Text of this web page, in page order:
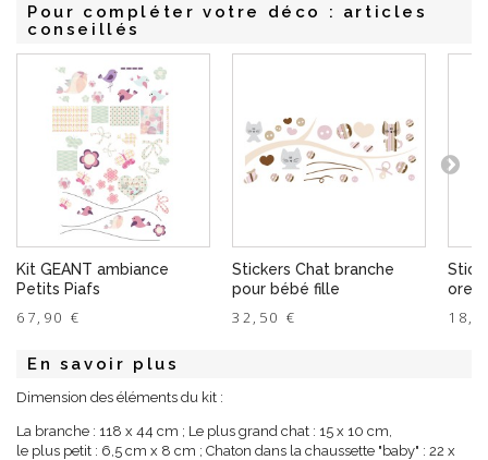
Pour compléter votre déco : articles
conseillés
Kit GEANT ambiance
Petits Piafs
67,90 €
Stickers Chat branche
pour bébé fille
32,50 €
En savoir plus
Dimension des éléments du kit :
La branche : 118 x 44 cm ; Le plus grand chat : 15 x 10 cm,
le plus petit : 6,5 cm x 8 cm ; Chaton dans la chaussette "baby" : 22 x